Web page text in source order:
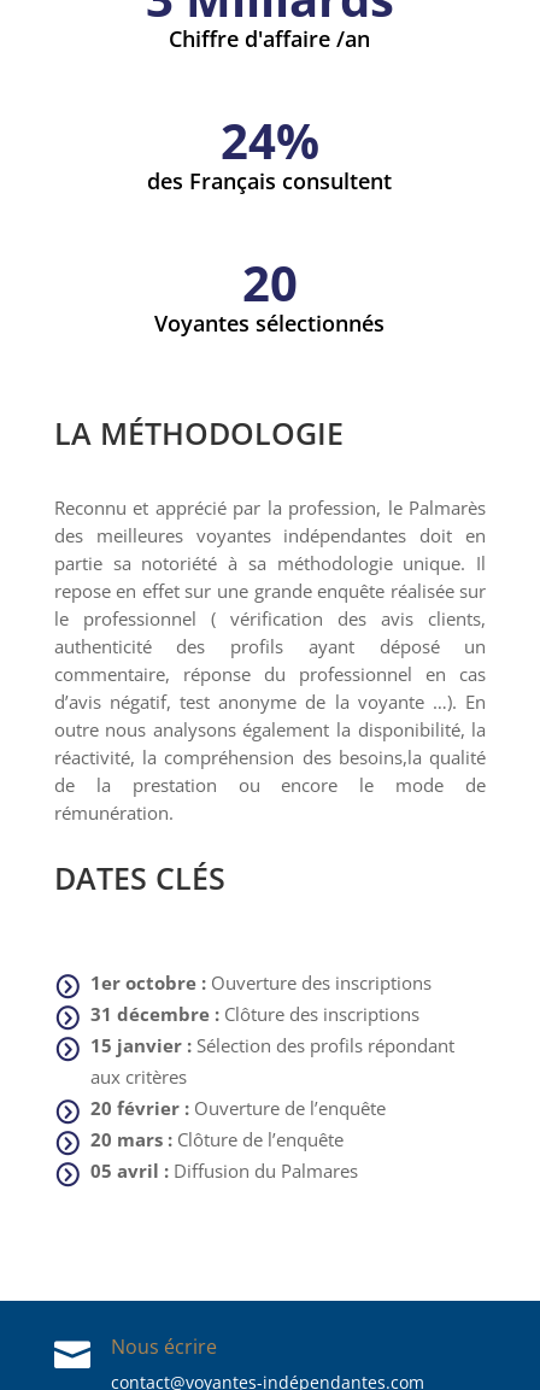
Chiffre d'affaire /an
24%
des Français consultent
20
Voyantes sélectionnés
LA MÉTHODOLOGIE
Reconnu et apprécié par la profession, le Palmarès
des meilleures voyantes indépendantes doit en
partie sa notoriété à sa méthodologie unique. Il
repose en effet sur une grande enquête réalisée sur
le professionnel ( vérification des avis clients,
authenticité des profils ayant déposé un
commentaire, réponse du professionnel en cas
d’avis négatif, test anonyme de la voyante …). En
outre nous analysons également la disponibilité, la
réactivité, la compréhension des besoins,la qualité
de la prestation ou encore le mode de
rémunération.
DATES CLÉS
= 1er octobre :Ouverture des inscriptions
= 31 décembre :Clôture des inscriptions
= 15 janvier :Sélection des profils répondant
aux critères
= 20 février : Ouverture de l’enquête
= 20 mars : Clôture de l’enquête
= 05 avril : Diffusion du Palmares
 Nous écrire
contact@voyantes-indépendantes.com